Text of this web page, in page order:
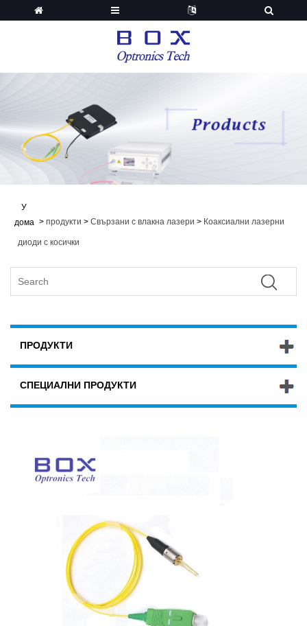
У
дома > продукти > Свързани с влакна лазери > Коаксиални лазерни
диоди с косички
ПРОДУКТИ
СПЕЦИАЛНИ ПРОДУКТИ